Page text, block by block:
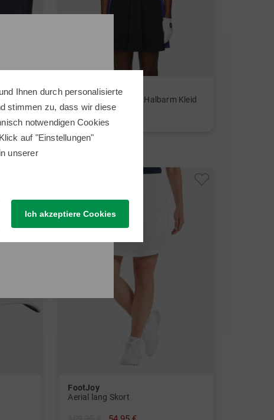
J.Lindeberg
Piper Golf Dress GH Halbarm Kleid
129,95 € 64,95 €
in: S L XL
FootJoy
Aerial lang Skort
Ihnen durch personalisierte
stimmen zu, dass wir diese
notwendigen Cookies
auf "Einstellungen"
unserer
Ich akzeptiere Cookies